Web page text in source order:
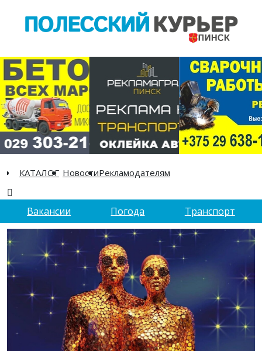
КАТАЛОГ НовостиРекламодателям
Вакансии Погода Транспорт